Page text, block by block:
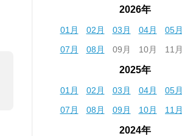
2026年
01月 02月 03月 04月 05月
07月
08月 09月 10月 11月
2025年
01月 02月 03月 04月 05月
07月
08月 09月 10月 11月
2024年